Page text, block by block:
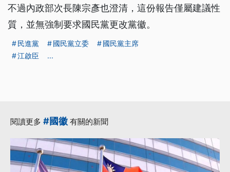
不過內政部次長陳宗彥也澄清，這份報告僅屬建議性
質，並無強制要求國民黨更改黨徽。
民進黨 國民黨立委
國民黨主席
江啟臣
...
閱讀更多 #國徽 有關的新聞